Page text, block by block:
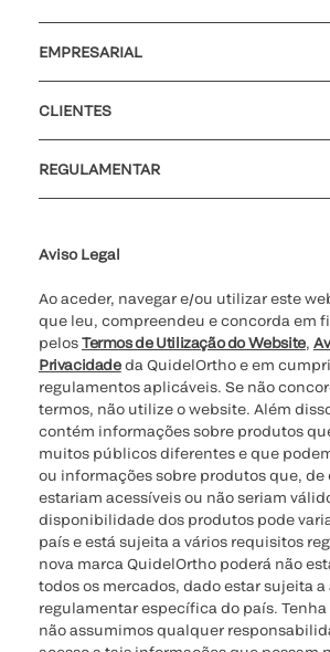
EMPRESARIAL
CLIENTES
REGULAMENTAR
Aviso Legal
Ao aceder, navegar e/ou utilizar este
que leu, compreendeu e concorda em
pelosTermos de Utilização do Website,
Privacidadeda QuidelOrtho e em
regulamentos aplicáveis. Se não
termos, não utilize o website. Além
contém informações sobre produtos
muitos públicos diferentes e que
ou informações sobre produtos que, de
estariam acessíveis ou não seriam
disponibilidade dos produtos pode
país e está sujeita a vários requisitos
nova marca QuidelOrtho poderá não
todos os mercados, dado estar sujeita a
regulamentar específica do país.
não assumimos qualquer